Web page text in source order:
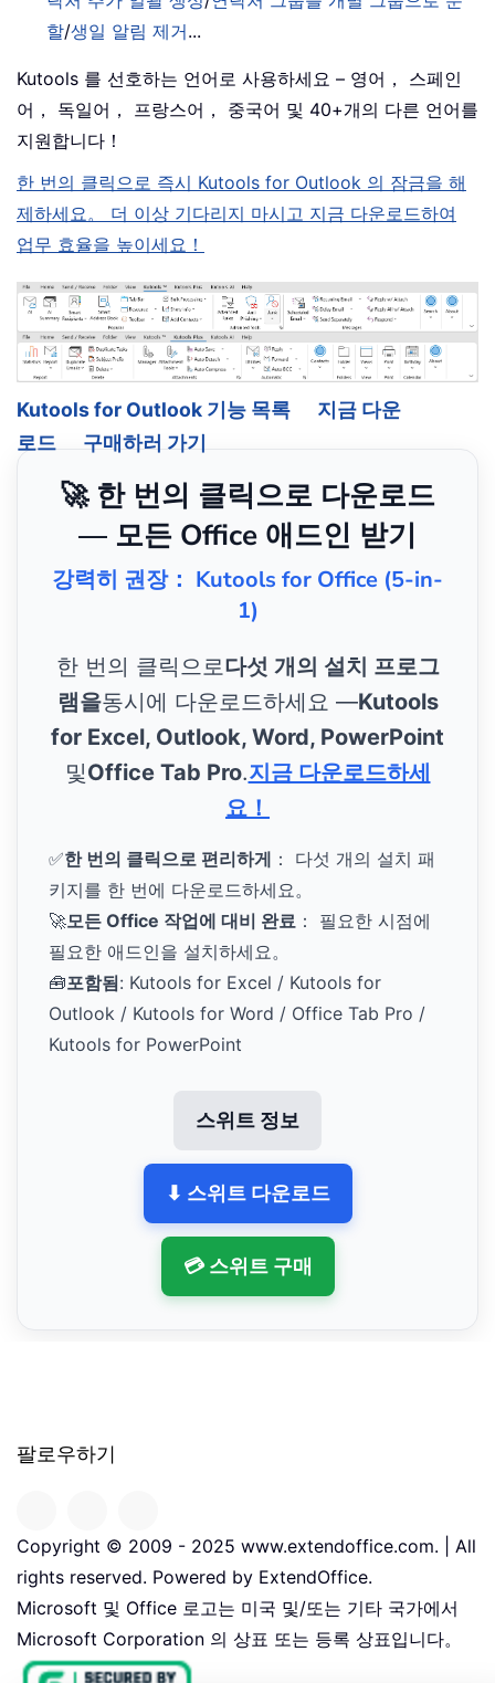
할/생일 알림 제거...
Kutools 를 선호하는 언어로 사용하세요 – 영어， 스페인
어， 독일어， 프랑스어， 중국어 및 40+개의 다른 언어를
지원합니다！
한 번의 클릭으로 즉시 Kutools for Outlook 의 잠금을 해
제하세요。 더 이상 기다리지 마시고 지금 다운로드하여
업무 효율을 높이세요！
Kutools for Outlook 기능 목록
지금 다운
로드
구매하러 가기
🚀 한 번의 클릭으로 다운로드
— 모든 Office 애드인 받기
강력히 권장： Kutools for Office (5-in-
1)
한 번의 클릭으로다섯 개의 설치 프로그
램을동시에 다운로드하세요 —Kutools
for Excel, Outlook, Word, PowerPoint
및Office Tab Pro.지금 다운로드하세
요！
✅한 번의 클릭으로 편리하게 ： 다섯 개의 설치 패
키지를 한 번에 다운로드하세요。
🚀모든 Office 작업에 대비 완료 ： 필요한 시점에
필요한 애드인을 설치하세요。
🧰포함됨: Kutools for Excel / Kutools for
Outlook / Kutools for Word / Office Tab Pro /
Kutools for PowerPoint
스위트 정보
⬇ 스위트 다운로드
💳 스위트 구매
팔로우하기
Copyright © 2009 - 2025 www.extendoffice.com. | All
rights reserved. Powered by ExtendOffice.
Microsoft 및 Office 로고는 미국 및/또는 기타 국가에서
Microsoft Corporation 의 상표 또는 등록 상표입니다。